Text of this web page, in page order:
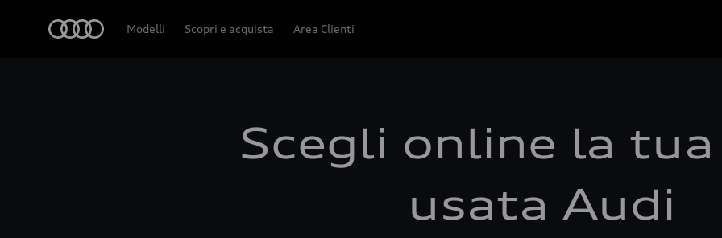
Modelli Scopri e acquista Area Clienti
Scegli online la
usata Audi